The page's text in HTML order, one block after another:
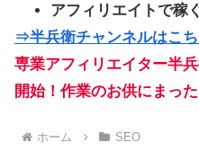
アフィリエイトで稼
⇒半兵衛チャンネルはこち
専業アフィリエイター半
開始！作業のお供にまった
ホーム SEO